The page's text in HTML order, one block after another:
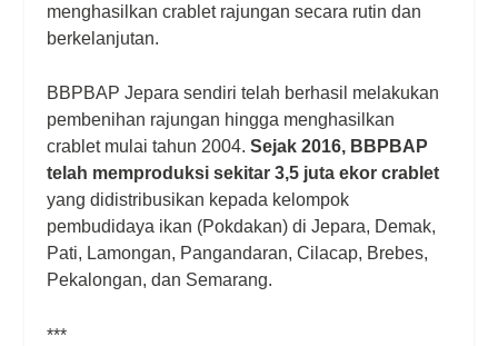
menghasilkan crablet rajungan secara rutin dan
berkelanjutan.
BBPBAP Jepara sendiri telah berhasil melakukan
pembenihan rajungan hingga menghasilkan
crablet mulai tahun 2004.Sejak 2016, BBPBAP
telah memproduksi sekitar 3,5 juta ekor crablet
yang didistribusikan kepada kelompok
pembudidaya ikan (Pokdakan) di Jepara, Demak,
Pati, Lamongan, Pangandaran, Cilacap, Brebes,
Pekalongan, dan Semarang.
***